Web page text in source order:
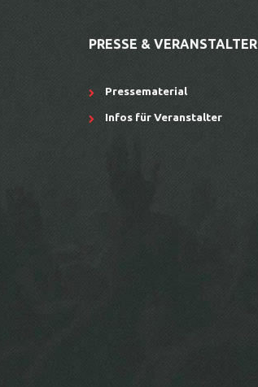
PRESSE & VERANSTALTER
Pressematerial
Infos für Veranstalter